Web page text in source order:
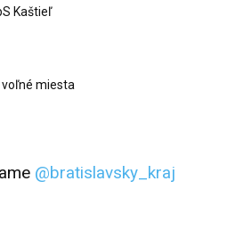
Kaštieľ
miesta
@bratislavsky_kraj